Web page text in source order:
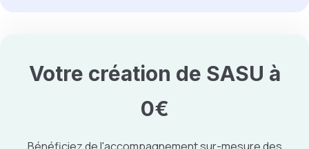
Votre création de SASU à
0€